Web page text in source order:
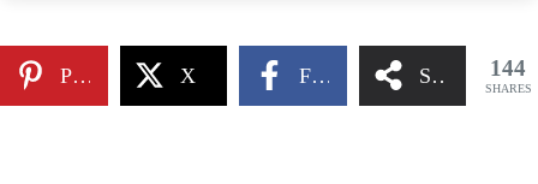
Pinterest X Facebook Share 144
SHARES